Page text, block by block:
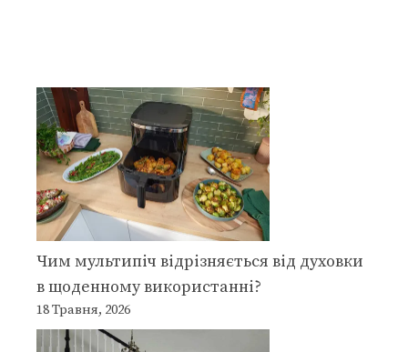
Чим мультипіч відрізняється від духовки
в щоденному використанні?
18 Травня, 2026